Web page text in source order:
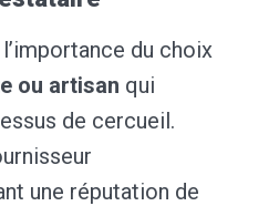
du choix
ou artisan qui
de cercueil.
une réputation de